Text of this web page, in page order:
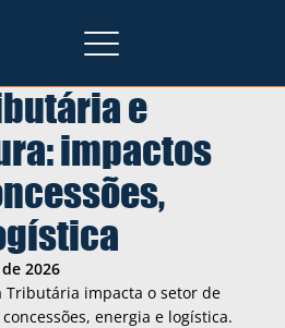
e
impactos
2026
Tributária impacta o setor de
energia e logística.